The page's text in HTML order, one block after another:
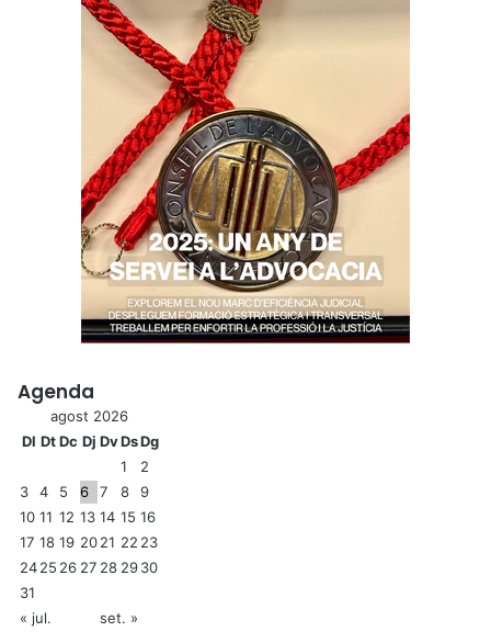
Agenda
agost 2026
Dl DtDc Dj DvDsDg
1
2
3
4 5 6 7 8
9
10 11 12 13 14 15 16
17 18 19 2021 22 23
2425 26 27 28 2930
31
« jul.
set. »